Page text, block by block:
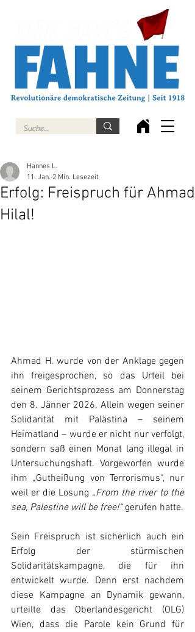
Erfolg: Freispruch für Ahmad
Hilal!
Hannes L.
11. Jan. 2 Min. Lesezeit
Ahmad H. wurde von der Anklage gegen
ihn freigesprochen, so das Urteil bei
seinem Gerichtsprozess am Donnerstag
den 8. Jänner 2026. Allein wegen seiner
Solidarität mit Palästina – seinem
Heimatland – wurde er nicht nur verfolgt,
sondern saß einen Monat lang illegal in
Untersuchungshaft. Vorgeworfen wurde
ihm „Gutheißung von Terrorismus“, nur
weil er die Losung „From the river to the
sea, Palestine will be free!“ gerufen hatte.
Sein Freispruch ist sicherlich auch ein
Erfolg der stürmischen
Solidaritätskampagne, die für ihn
entwickelt wurde. Denn erst nachdem
diese Kampagne an Dynamik gewann,
urteilte das Oberlandesgericht (OLG)
Wien, dass die Parole kein Grund für